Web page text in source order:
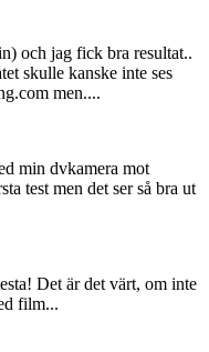
och jag fick bra resultat..
skulle kanske inte ses
men....
min dvkamera mot
test men det ser så bra ut
Det är det värt, om inte
film...